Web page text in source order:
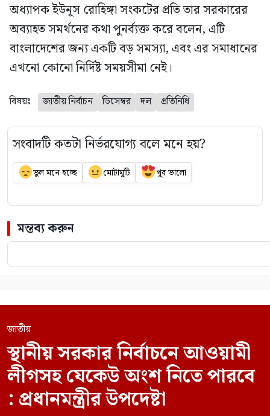
অধ্যাপক ইউনূস রোহিঙ্গা সংকটের প্রতি তার সরকারের
অব্যাহত সমর্থনের কথা পুনর্ব্যক্ত করে বলেন, এটি
বাংলাদেশের জন্য একটি বড় সমস্যা, এবং এর সমাধানের
এখনো কোনো নির্দিষ্ট সময়সীমা নেই।
বিষয়ঃ জাতীয় নির্বাচন ডিসেম্বর দল প্রতিনিধি
সংবাদটি কতটা নির্ভরযোগ্য বলে মনে হয়?
ভুল মনে হচ্ছে মোটামুটি খুব ভালো
মন্তব্য করুন
জাতীয়
স্থানীয় সরকার নির্বাচনে আওয়ামী
লীগসহ যেকেউ অংশ নিতে পারবে
: প্রধানমন্ত্রীর উপদেষ্টা